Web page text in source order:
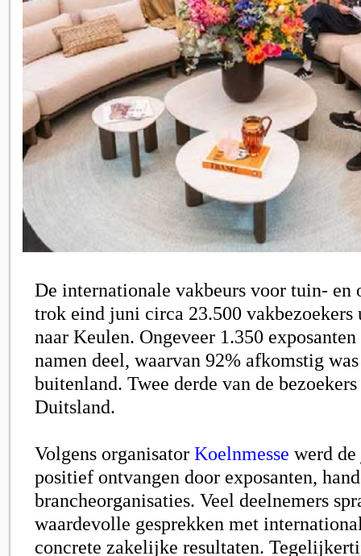
De internationale vakbeurs voor tuin- en
trok eind juni circa 23.500 vakbezoekers
naar Keulen. Ongeveer 1.350
namen deel, waarvan 92% afkomstig
buitenland. Twee derde van de
Duitsland.
Volgens organisator Koelnmesse werd
positief ontvangen door exposanten,
brancheorganisaties. Veel deelnemers
waardevolle gesprekken met
concrete zakelijke resultaten.